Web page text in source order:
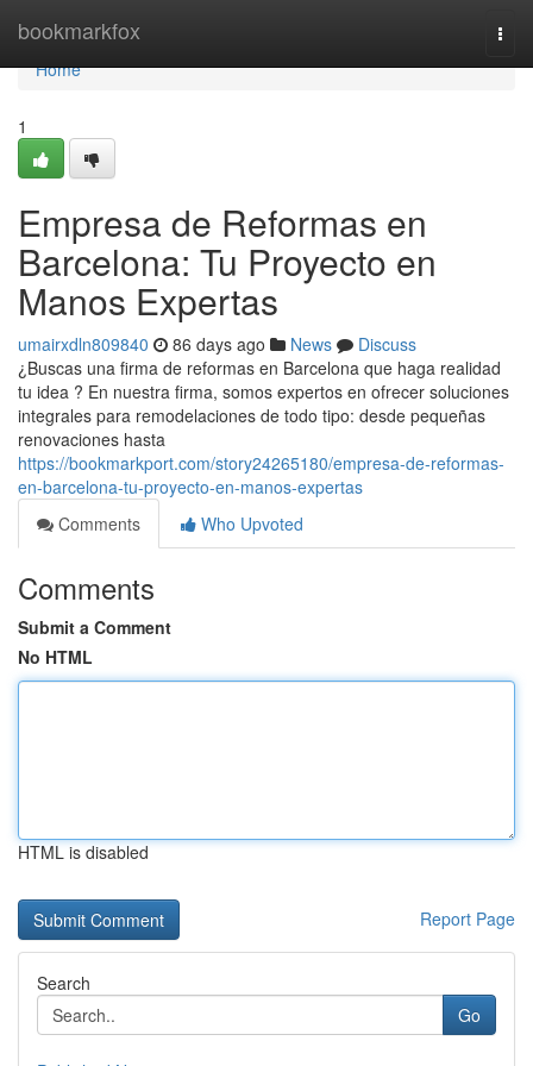
bookmarkfox
Home
Home
1
Empresa de Reformas en
Barcelona: Tu Proyecto en
Manos Expertas
umairxdln809840 86 days ago News
Discuss
¿Buscas una firma de reformas en Barcelona que haga realidad
tu idea ? En nuestra firma, somos expertos en ofrecer soluciones
integrales para remodelaciones de todo tipo: desde pequeñas
renovaciones hasta
https://bookmarkport.com/story24265180/empresa-de-reformas-
en-barcelona-tu-proyecto-en-manos-expertas
Comments
Who Upvoted
Comments
Submit a Comment
No HTML
HTML is disabled
Report Page
Search
Go